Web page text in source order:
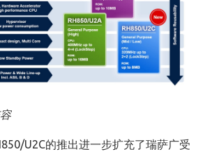
U2C的推出进一步扩充了瑞萨广受